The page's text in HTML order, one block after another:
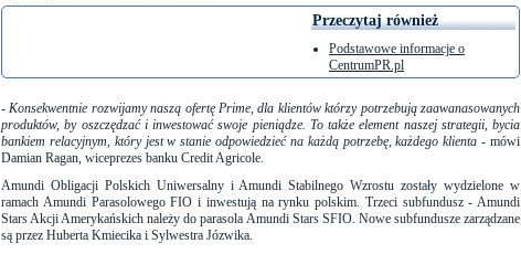
Przeczytaj również
Podstawowe informacje o
CentrumPR.pl
-Konsekwentnie rozwijamy naszą ofertę Prime, dla klientów którzy potrzebują zaawanasowanych
produktów, by oszczędzać i inwestować swoje pieniądze. To także element naszej strategii, bycia
bankiem relacyjnym, który jest w stanie odpowiedzieć na każdą potrzebę, każdego klienta - mówi
Damian Ragan, wiceprezes banku Credit Agricole.
Amundi Obligacji Polskich Uniwersalny i Amundi Stabilnego Wzrostu zostały wydzielone w
ramach Amundi Parasolowego FIO i inwestują na rynku polskim. Trzeci subfundusz - Amundi
Stars Akcji Amerykańskich należy do parasola Amundi Stars SFIO. Nowe subfundusze zarządzane
są przez Huberta Kmiecika i Sylwestra Józwika.